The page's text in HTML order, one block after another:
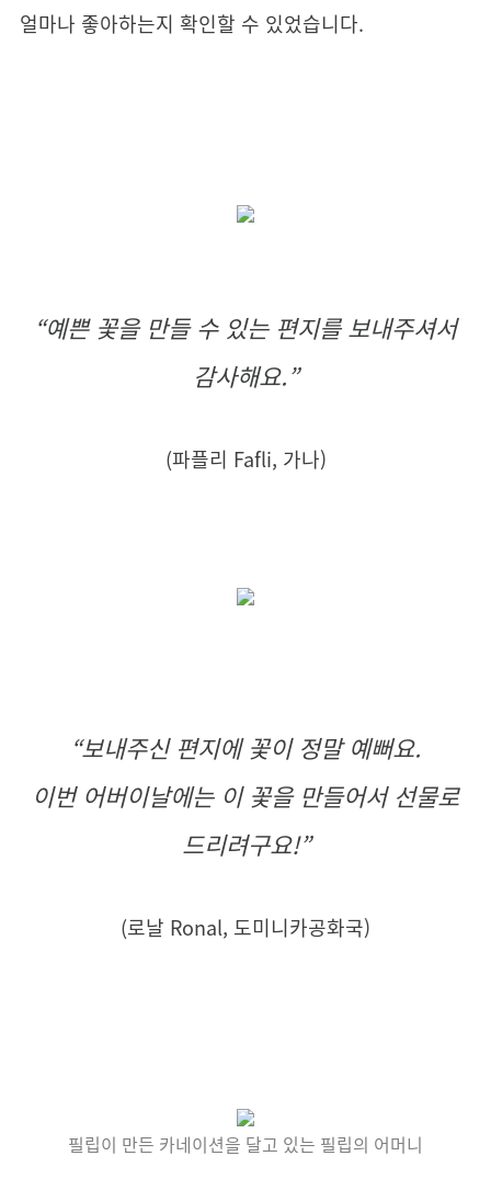
얼마나 좋아하는지 확인할 수 있었습니다.
“예쁜 꽃을 만들 수 있는 편지를 보내주셔서
감사해요.”
(파플리 Fafli, 가나)
“보내주신 편지에 꽃이 정말 예뻐요.
이번 어버이날에는 이 꽃을 만들어서 선물로
드리려구요!”
(로날 Ronal, 도미니카공화국)
필립이 만든 카네이션을 달고 있는 필립의 어머니